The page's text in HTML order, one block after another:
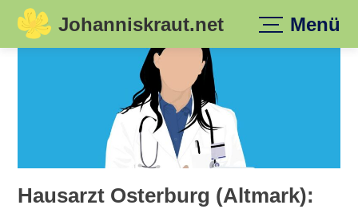
Skip
Johanniskraut.net Menü
Hausarzt Osterburg (Altmark):